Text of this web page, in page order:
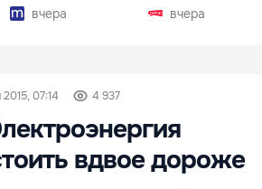
вчера
вчера
07:14 4 937
вдвое дороже